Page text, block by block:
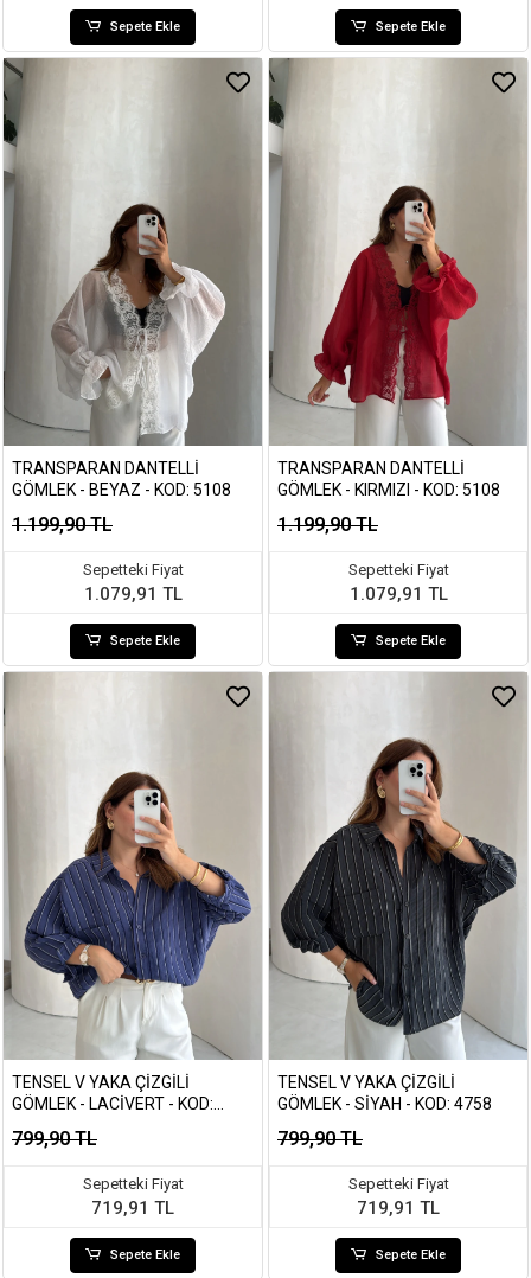
Sepete Ekle Sepete Ekle
TRANSPARAN DANTELLI
GÖMLEK - BEYAZ - KOD: 5108
1.199,90 TL
Sepetteki Fiyat
1.079,91 TL
Sepete Ekle
TRANSPARAN DANTELLI
GÖMLEK - KIRMIZI - KOD: 5108
1.199,90 TL
Sepetteki Fiyat
1.079,91 TL
Sepete Ekle
TENSEL V YAKA ÇIZGILI
GÖMLEK - LACIVERT - KOD:
799,90 TL
Sepetteki Fiyat
719,91 TL
Sepete Ekle
TENSEL V YAKA ÇIZGILI
GÖMLEK - SIYAH - KOD: 4758
799,90 TL
Sepetteki Fiyat
719,91 TL
Sepete Ekle